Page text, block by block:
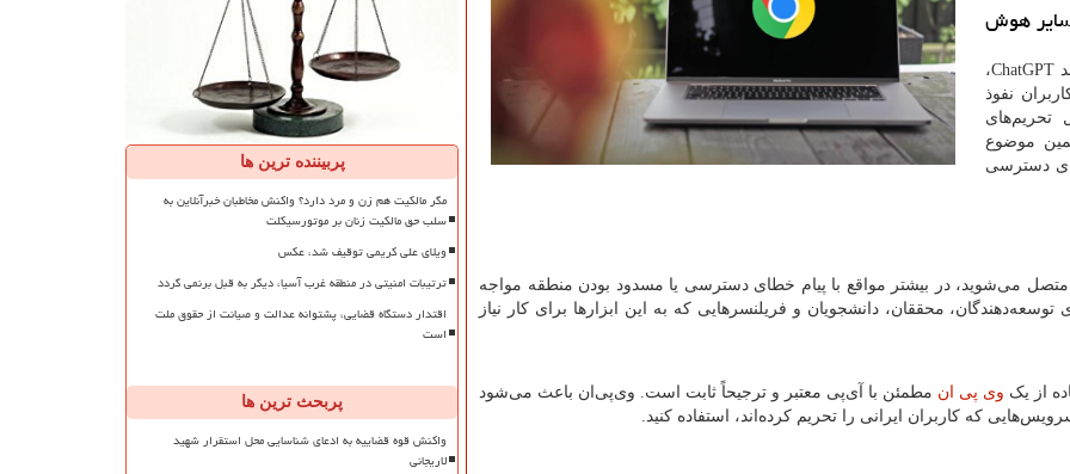
هوش
ChatGPT،
نفوذ
تحریم‌های
موضوع
دسترسی
می‌شوید، در بیشتر مواقع با پیام خطای دسترسی یا مسدود بودن منطقه مواجه
محققان، دانشجویان و فریلنسرهایی که به این ابزارها برای کار نیاز
از یک وی پی ان مطمئن با آی‌پی معتبر و ترجیحاً ثابت است. وی‌پی‌ان باعث می‌شود
که کاربران ایرانی را تحریم کرده‌اند، استفاده کنید.
پربیننده ترین ها
مگر مالکیت هم زن و مرد دارد؟ واکنش مخاطبان خبرآنلاین به
سلب حق مالکیت زنان بر موتورسیکلت
ویلای علی کریمی توقیف شد، عکس
ترتیبات امنیتی در منطقه غرب آسیا، دیگر به قبل برنمی گردد
اقتدار دستگاه قضایی، پشتوانه عدالت و صیانت از حقوق ملت
است
پربحث ترین ها
واکنش قوه قضاییه به ادعای شناسایی محل استقرار شهید
لاریجانی